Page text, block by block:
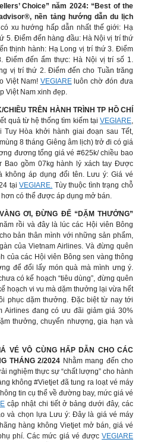
Choice” năm 2024: “Best of the
nền tảng hướng dẫn du lịch
xu hướng hấp dẫn nhất thế giới: Hạ
5. Điểm đến hàng đầu: Hà Nội vị trí thứ
thịnh hành: Hạ Long vị trí thứ 3. Điểm
Điểm đến ẩm thực: Hà Nội vị trí số 1.
vị trí thứ 2. Điểm đến cho Tuần trăng
Việt Nam! VEGIAREluôn chờ đón đưa
Việt Nam xinh đẹp.
TRÊN HÀNH TRÌNH TP HỒ CHÍ
quả từ hệ thống tìm kiếm tạiVEGIARE,
Tuy Hòa khởi hành giai đoạn sau Tết,
8 tháng Giêng âm lịch) trở đi có giá
đương tổng giá vé #625k/ chiều bao
Bao gồm 07kg hành lý xách tay Được
không áp dụng đổi tên. Lưu ý: Giá vé
tạiVEGIARE. Tùy thuộc tình trạng chỗ
có thể được áp dụng mở bán.
ƠI, ĐỪNG ĐỂ “DẶM THƯỞNG”
rồi và đây là lúc các Hội viên Bông
bản thân mình với những sản phẩm,
của Vietnam Airlines. Và đừng quên
của các Hội viên Bông sen vàng thông
để đổi lấy món quà mà mình ưng ý.
có kế hoạch “tiêu dùng”, đừng quên
hoạch vi vu mà dặm thưởng lại vừa hết
phục dặm thưởng. Đặc biệt từ nay tới
Airlines đang có ưu đãi giảm giá 30%
thưởng, chuyển nhượng, gia hạn và
VÉ VÔ CÙNG HẤP DẪN CHO CÁC
THÁNG 2/2024 Nhằm mang đến cho
nghiệm thực sự “chất lượng” cho hành
không #Vietjet đã tung ra loạt vé máy
tin cụ thể về đường bay, mức giá vé
cập nhật chi tiết ở bảng dưới đây, các
và chọn lựa Lưu ý: Đây là giá vé máy
hàng không Vietjet mở bán, giá vé
phí. Các mức giá vé được VEGIARE